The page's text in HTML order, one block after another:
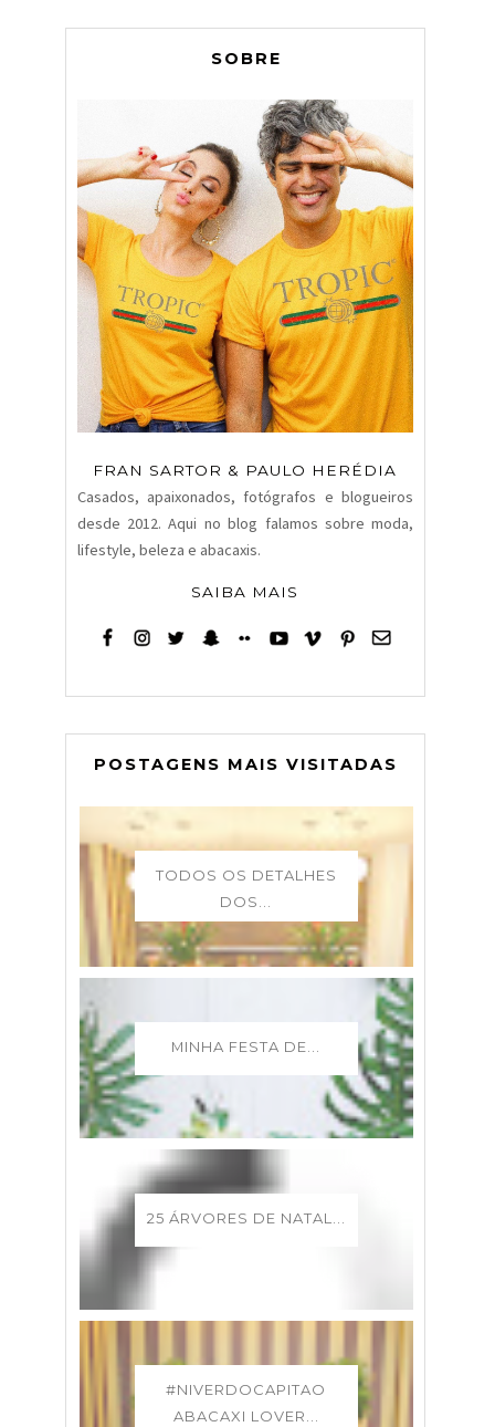
SOBRE
FRAN SARTOR & PAULO HERÉDIA
Casados, apaixonados, fotógrafos e blogueiros
desde 2012. Aqui no blog falamos sobre moda,
lifestyle, beleza e abacaxis.
SAIBA MAIS
POSTAGENS MAIS VISITADAS
TODOS OS DETALHES
DOS...
MINHA FESTA DE...
25 ÁRVORES DE NATAL...
#NIVERDOCAPITAO
ABACAXI LOVER...